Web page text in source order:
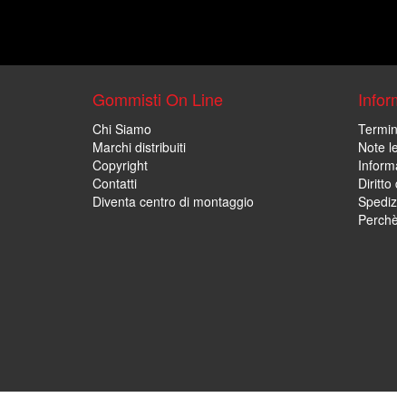
Gommisti On Line
Chi Siamo
Marchi distribuiti
Copyright
Contatti
Diventa centro di montaggio
Note
Diritto